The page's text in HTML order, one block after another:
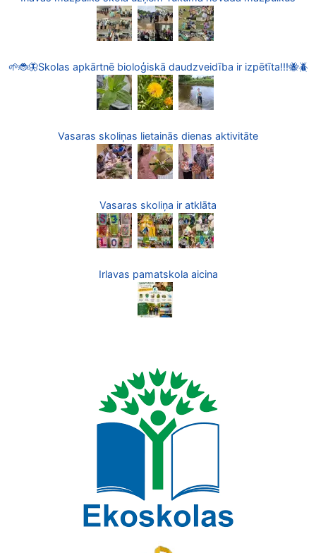
🌱🐞🦋Skolas apkārtnē bioloģiskā daudzveidība ir izpētīta!!!🐝🪲
Vasaras skoliņas lietainās dienas aktivitāte
Vasaras skoliņa ir atklāta
Irlavas pamatskola aicina